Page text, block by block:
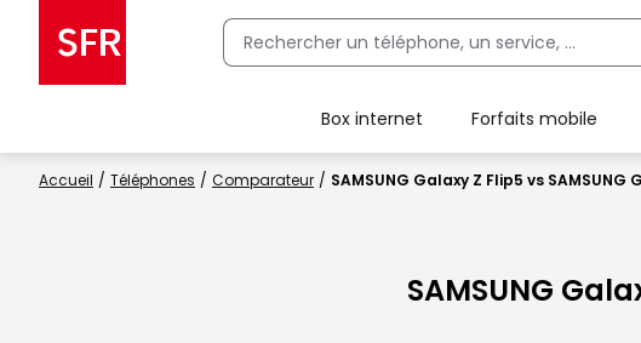
Box internet Forfaits mobile
Accueil Téléphones Comparateur SAMSUNG Galaxy Z Flip5 vs SAMSUNG
SAMSUNG